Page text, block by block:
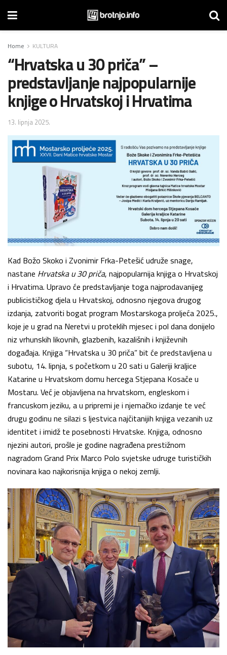
Home KULTURA
“Hrvatska u 30 priča” –
predstavljanje najpopularnije
knjige o Hrvatskoj i Hrvatima
13. lipnja 2025.
Kad Božo Skoko i Zvonimir Frka-Petešić udruže snage,
nastane Hrvatska u 30 priča, najpopularnija knjiga o Hrvatskoj
i Hrvatima. Upravo će predstavljanje toga najprodavanijeg
publicističkog djela u Hrvatskoj, odnosno njegova drugog
izdanja, zatvoriti bogat program Mostarskoga proljeća 2025.,
koje je u grad na Neretvi u proteklih mjesec i pol dana donijelo
niz vrhunskih likovnih, glazbenih, kazališnih i književnih
događaja. Knjiga “Hrvatska u 30 priča” bit će predstavljena u
subotu, 14. lipnja, s početkom u 20 sati u Galeriji kraljice
Katarine u Hrvatskom domu hercega Stjepana Kosače u
Mostaru. Već je objavljena na hrvatskom, engleskom i
francuskom jeziku, a u pripremi je i njemačko izdanje te već
drugu godinu ne silazi s ljestvica najčitanijih knjiga vezanih uz
identitet i imidž te posebnosti Hrvatske. Knjiga, odnosno
njezini autori, prošle je godine nagrađena prestižnom
nagradom Grand Prix Marco Polo svjetske udruge turističkih
novinara kao najkorisnija knjiga o nekoj zemlji.